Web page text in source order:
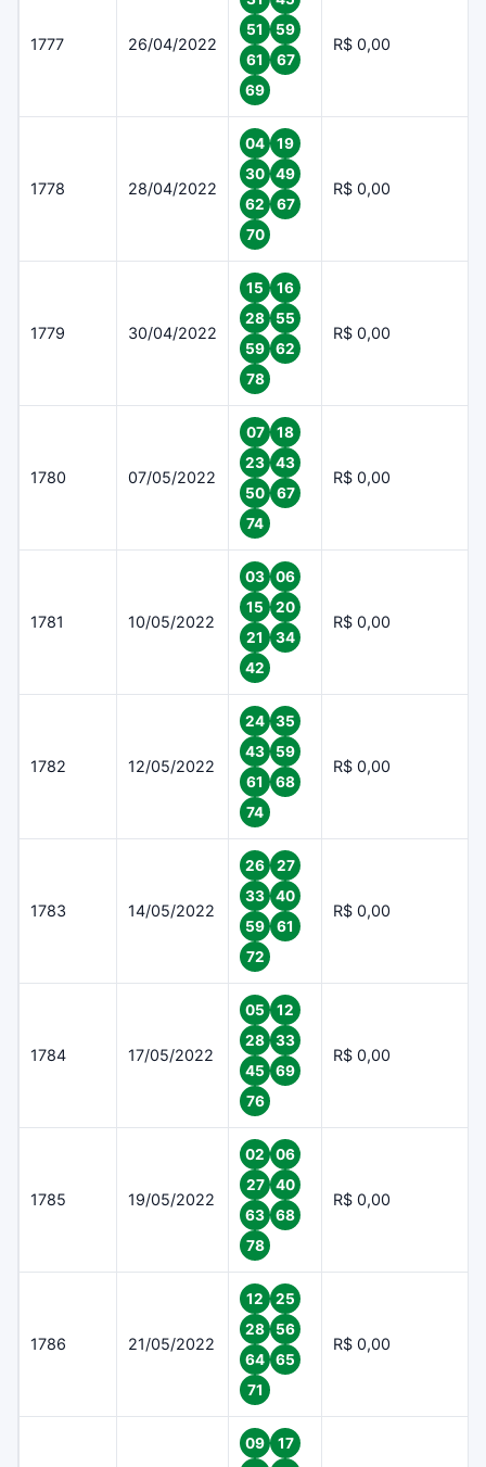
1777 26/04/2022
51
59
61
67
69
R$ 0,00
1778 28/04/2022
04
19
30
49
62
67
70
R$ 0,00
1779 30/04/2022
15
16
28
55
59
62
78
R$ 0,00
1780 07/05/2022
07
18
23
43
50
67
74
R$ 0,00
1781 10/05/2022
03
06
15
20
21
34
42
R$ 0,00
1782 12/05/2022
24
35
43
59
61
68
74
R$ 0,00
1783 14/05/2022
26
27
33
40
59
61
72
R$ 0,00
1784 17/05/2022
05
12
28
33
45
69
76
R$ 0,00
1785 19/05/2022
02
06
27
40
63
68
78
R$ 0,00
1786 21/05/2022
12
25
28
56
64
65
71
R$ 0,00
09
17